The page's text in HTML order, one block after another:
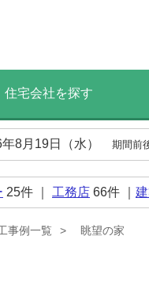
住宅会社を探す
8月19日（水） 期間前
25件 ｜ 工務店 66件 ｜
事例一覧 眺望の家